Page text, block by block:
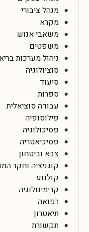
מנהל ציבורי
מקרא
משאבי אנוש
משפטים
ניהול מערכות
סוציולוגיה
סיעוד
ספרות
עבודה סוציאלית
פילוסופיה
פסיכולוגיה
פסיכיאטריה
צבא וביטחון
קוגניציה וחקר
קולנוע
קרימינולוגיה
רפואה
תיאטרון
תקשורת